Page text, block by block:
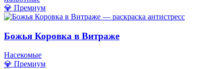
💎 Премиум
Божья Коровка в Витраже
Насекомые
💎 Премиум